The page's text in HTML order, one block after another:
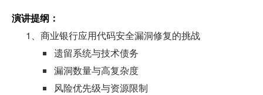
演讲提纲：
1、商业银行应用代码安全漏洞修复的挑战
遗留系统与技术债务
漏洞数量与高复杂度
风险优先级与资源限制